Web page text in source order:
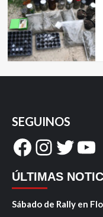
SEGUINOS
Facebook
ÚLTIMAS
Sábado de Rally en